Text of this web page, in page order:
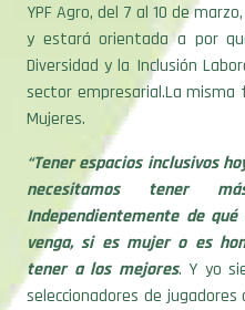
YPF Agro, del 7 al 10 de
y estará orientada a por
Diversidad y la Inclusión
sector empresarial.La
Mujeres.
“Tener espacios inclusivos
necesitamos tener
Independientemente de
venga, si es mujer o es
tener a los mejores. Y yo
seleccionadores de